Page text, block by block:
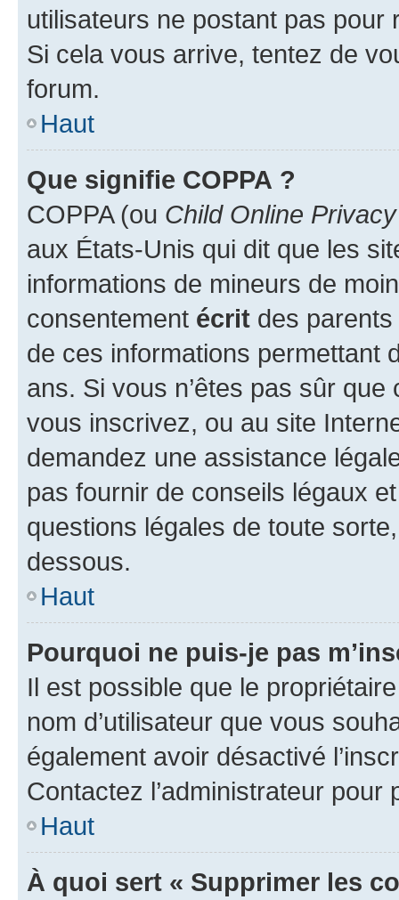
utilisateurs ne postant pas pour
Si cela vous arrive, tentez de
forum.
Haut
Que signifie COPPA ?
COPPA (ou Child Online
aux États-Unis qui dit que les
informations de mineurs de
consentement écrit des parents
de ces informations permettant
ans. Si vous n’êtes pas sûr
vous inscrivez, ou au site
demandez une assistance
pas fournir de conseils légaux
questions légales de toute
dessous.
Haut
Pourquoi ne puis-je pas
Il est possible que le
nom d’utilisateur que vous
également avoir désactivé
Contactez l’administrateur
Haut
À quoi sert « Supprimer les